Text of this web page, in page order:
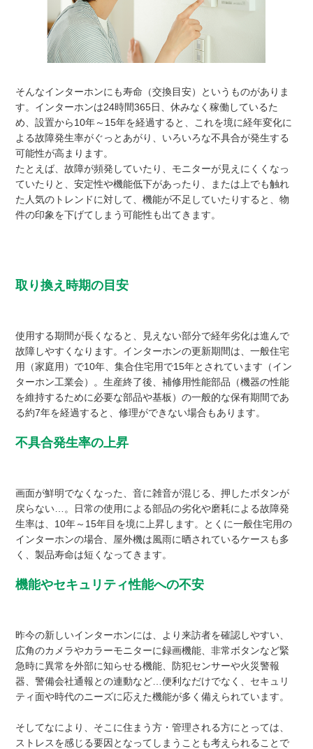
そんなインターホンにも寿命（交換目安）というものがありま
す。インターホンは24時間365日、休みなく稼働しているた
め、設置から10年～15年を経過すると、これを境に経年変化に
よる故障発生率がぐっとあがり、いろいろな不具合が発生する
可能性が高まります。
たとえば、故障が頻発していたり、モニターが見えにくくなっ
ていたりと、安定性や機能低下があったり、または上でも触れ
た人気のトレンドに対して、機能が不足していたりすると、物
件の印象を下げてしまう可能性も出てきます。
取り換え時期の目安
使用する期間が長くなると、見えない部分で経年劣化は進んで
故障しやすくなります。インターホンの更新期間は、一般住宅
用（家庭用）で10年、集合住宅用で15年とされています（イン
ターホン工業会）。生産終了後、補修用性能部品（機器の性能
を維持するために必要な部品や基板）の一般的な保有期間であ
る約7年を経過すると、修理ができない場合もあります。
不具合発生率の上昇
画面が鮮明でなくなった、音に雑音が混じる、押したボタンが
戻らない…。日常の使用による部品の劣化や磨耗による故障発
生率は、10年～15年目を境に上昇します。とくに一般住宅用の
インターホンの場合、屋外機は風雨に晒されているケースも多
く、製品寿命は短くなってきます。
機能やセキュリティ性能への不安
昨今の新しいインターホンには、より来訪者を確認しやすい、
広角のカメラやカラーモニターに録画機能、非常ボタンなど緊
急時に異常を外部に知らせる機能、防犯センサーや火災警報
器、警備会社通報との連動など…便利なだけでなく、セキュリ
ティ面や時代のニーズに応えた機能が多く備えられています。
そしてなにより、そこに住まう方・管理される方にとっては、
ストレスを感じる要因となってしまうことも考えられることで